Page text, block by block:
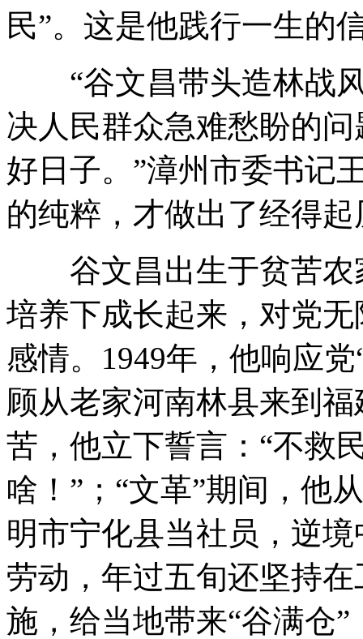
民”。这是他践行一生的
“谷文昌带头造林战风
决人民群众急难愁盼的
好日子。”漳州市委书记
的纯粹，才做出了经得
谷文昌出生于贫苦农
培养下成长起来，对党
感情。1949年，他响应
顾从老家河南林县来到
苦，他立下誓言：“不救
啥！”；“文革”期间，他
明市宁化县当社员，逆
劳动，年过五旬还坚持
施，给当地带来“谷满仓